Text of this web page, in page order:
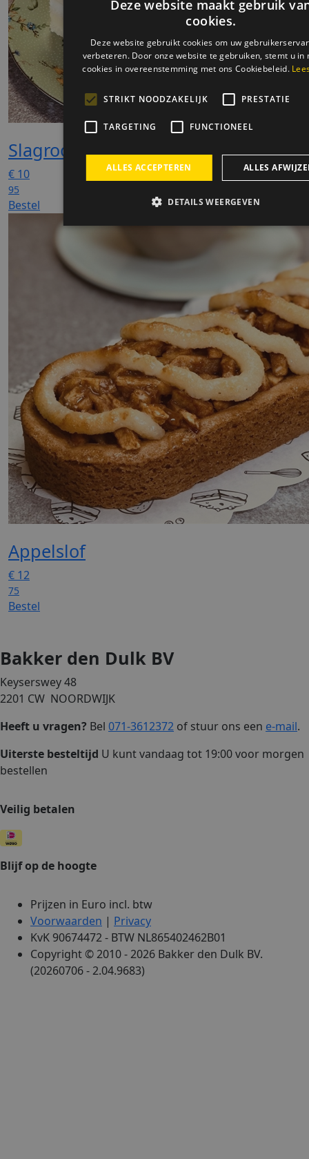
Slagroomschnitte
€ 10
95
Bestel
Appelslof
€ 12
75
Bestel
Bakker den Dulk BV
Keyserswey 48
2201 CW NOORDWIJK
Heeft u vragen? Bel 071-3612372 of stuur ons een e-mail.
Uiterste besteltijd U kunt vandaag tot 19:00 voor morgen
bestellen
Veilig betalen
Blijf op de hoogte
Prijzen in Euro incl. btw
Voorwaarden | Privacy
KvK 90674472 - BTW NL865402462B01
Copyright © 2010 - 2026 Bakker den Dulk BV.
(20260706 - 2.04.9683)